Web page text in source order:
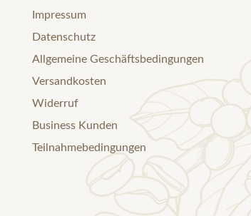
Impressum
Datenschutz
Allgemeine Geschäftsbedingungen
Versandkosten
Widerruf
Business Kunden
Teilnahmebedingungen